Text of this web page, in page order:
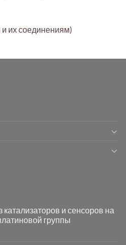
их соединениям)
и сенсоров на
группы